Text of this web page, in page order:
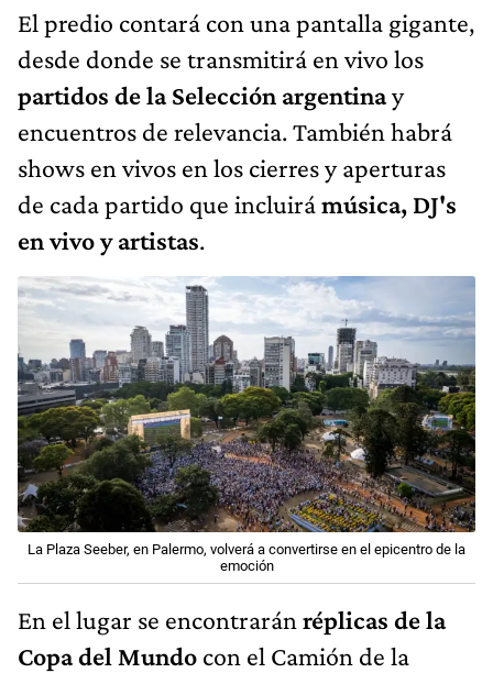
El predio contará con una pantalla gigante,
desde donde se transmitirá en vivo los
partidos de la Selección argentinay
encuentros de relevancia. También habrá
shows en vivos en los cierres y aperturas
de cada partido que incluirámúsica, DJ's
en vivo y artistas.
La Plaza Seeber, en Palermo, volverá a convertirse en el epicentro de la
emoción
En el lugar se encontrarán réplicas de la
Copa del Mundo con el Camión de la